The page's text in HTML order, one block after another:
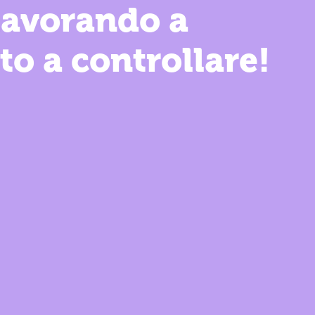
a
a controllare!